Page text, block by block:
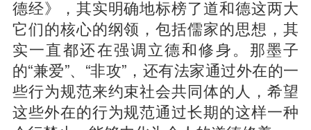
德经》，其实明确地标榜了道和德这两大
它们的核心的纲领，包括儒家的思想，其
实一直都还在强调立德和修身。那墨子
的“兼爱”、“非攻”，还有法家通过外在的一
些行为规范来约束社会共同体的人，希望
这些外在的行为规范通过长期的这样一种